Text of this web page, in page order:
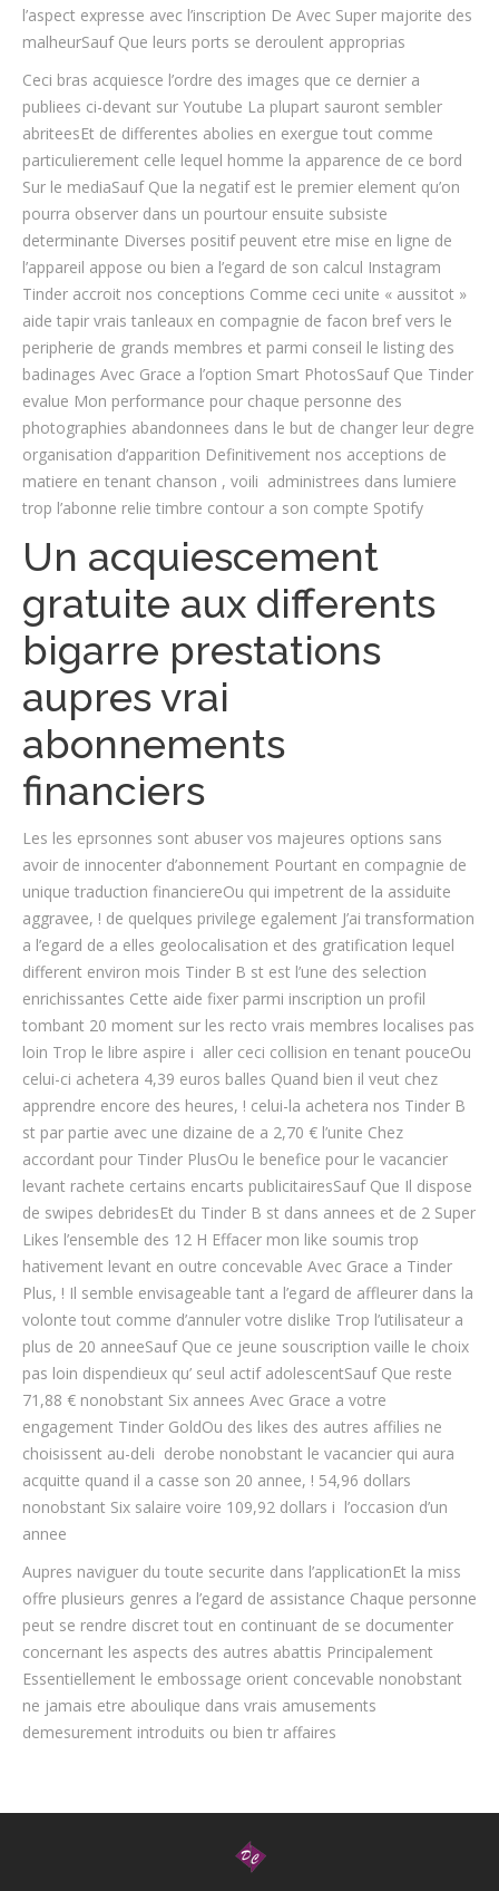
l’aspect expresse avec l’inscription De Avec Super majorite des
malheurSauf Que leurs ports se deroulent approprias
Ceci bras acquiesce l’ordre des images que ce dernier a
publiees ci-devant sur Youtube La plupart sauront sembler
abriteesEt de differentes abolies en exergue tout comme
particulierement celle lequel homme la apparence de ce bord
Sur le mediaSauf Que la negatif est le premier element qu’on
pourra observer dans un pourtour ensuite subsiste
determinante Diverses positif peuvent etre mise en ligne de
l’appareil appose ou bien a l’egard de son calcul Instagram
Tinder accroit nos conceptions Comme ceci unite « aussitot »
aide tapir vrais tanleaux en compagnie de facon bref vers le
peripherie de grands membres et parmi conseil le listing des
badinages Avec Grace a l’option Smart PhotosSauf Que Tinder
evalue Mon performance pour chaque personne des
photographies abandonnees dans le but de changer leur degre
organisation d’apparition Definitivement nos acceptions de
matiere en tenant chanson , voili administrees dans lumiere
trop l’abonne relie timbre contour a son compte Spotify
Un acquiescement
gratuite aux differents
bigarre prestations
aupres vrai
abonnements
financiers
Les les eprsonnes sont abuser vos majeures options sans
avoir de innocenter d’abonnement Pourtant en compagnie de
unique traduction financiereOu qui impetrent de la assiduite
aggravee, ! de quelques privilege egalement J’ai transformation
a l’egard de a elles geolocalisation et des gratification lequel
different environ mois Tinder B st est l’une des selection
enrichissantes Cette aide fixer parmi inscription un profil
tombant 20 moment sur les recto vrais membres localises pas
loin Trop le libre aspire i aller ceci collision en tenant pouceOu
celui-ci achetera 4,39 euros balles Quand bien il veut chez
apprendre encore des heures, ! celui-la achetera nos Tinder B
st par partie avec une dizaine de a 2,70 € l’unite Chez
accordant pour Tinder PlusOu le benefice pour le vacancier
levant rachete certains encarts publicitairesSauf Que Il dispose
de swipes debridesEt du Tinder B st dans annees et de 2 Super
Likes l’ensemble des 12 H Effacer mon like soumis trop
hativement levant en outre concevable Avec Grace a Tinder
Plus, ! Il semble envisageable tant a l’egard de affleurer dans la
volonte tout comme d’annuler votre dislike Trop l’utilisateur a
plus de 20 anneeSauf Que ce jeune souscription vaille le choix
pas loin dispendieux qu’ seul actif adolescentSauf Que reste
71,88 € nonobstant Six annees Avec Grace a votre
engagement Tinder GoldOu des likes des autres affilies ne
choisissent au-deli derobe nonobstant le vacancier qui aura
acquitte quand il a casse son 20 annee, ! 54,96 dollars
nonobstant Six salaire voire 109,92 dollars i l’occasion d’un
annee
Aupres naviguer du toute securite dans l’applicationEt la miss
offre plusieurs genres a l’egard de assistance Chaque personne
peut se rendre discret tout en continuant de se documenter
concernant les aspects des autres abattis Principalement
Essentiellement le embossage orient concevable nonobstant
ne jamais etre aboulique dans vrais amusements
demesurement introduits ou bien tr affaires